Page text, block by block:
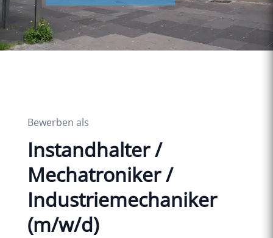
Bewerben als
Instandhalter /
Mechatroniker /
Industriemechaniker
(m/w/d)